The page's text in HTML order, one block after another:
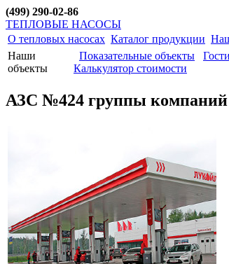
(499) 290-02-86
ТЕПЛОВЫЕ НАСОСЫ
О тепловых насосах Каталог продукции
Наши
объекты
Показательные объекты
Калькулятор стоимости
АЗС №424 группы